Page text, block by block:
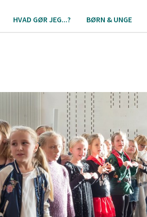
HVAD GØR JEG...? BØRN & UNGE